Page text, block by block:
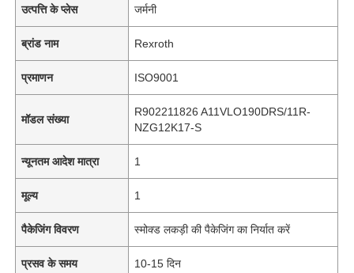
उत्पत्ति के प्लेस जर्मनी
ब्रांड नाम Rexroth
प्रमाणन ISO9001
मॉडल संख्या
R902211826 A11VLO190DRS/11R-
NZG12K17-S
न्यूनतम आदेश मात्रा 1
मूल्य 1
पैकेजिंग विवरण स्मोक्ड लकड़ी की पैकेजिंग का निर्यात करें
प्रसव के समय 10-15 दिन